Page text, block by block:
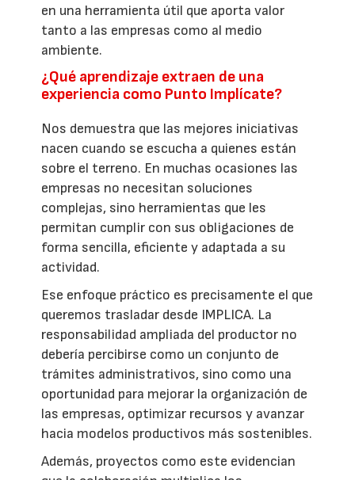
en una herramienta útil que aporta valor
tanto a las empresas como al medio
ambiente.
¿Qué aprendizaje extraen de una
experiencia como Punto Implícate?
Nos demuestra que las mejores iniciativas
nacen cuando se escucha a quienes están
sobre el terreno. En muchas ocasiones las
empresas no necesitan soluciones
complejas, sino herramientas que les
permitan cumplir con sus obligaciones de
forma sencilla, eficiente y adaptada a su
actividad.
Ese enfoque práctico es precisamente el que
queremos trasladar desde IMPLICA. La
responsabilidad ampliada del productor no
debería percibirse como un conjunto de
trámites administrativos, sino como una
oportunidad para mejorar la organización de
las empresas, optimizar recursos y avanzar
hacia modelos productivos más sostenibles.
Además, proyectos como este evidencian